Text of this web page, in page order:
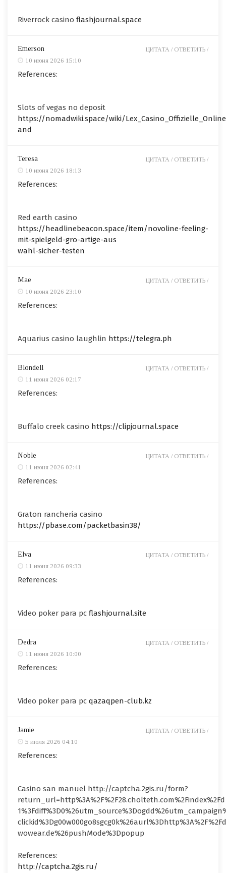
Riverrock casino flashjournal.space
Emerson
10 июня 2026 15:10
References:
Slots of vegas no deposit
https://nomadwiki.space/wiki/
and
ЦИТАТА / ОТВЕТИТЬ /
Teresa
10 июня 2026 18:13
References:
Red earth casino
https://headlinebeacon.space/item/novoline-feeling-
mit-spielgeld-gro-artige-aus
wahl-sicher-testen
ЦИТАТА / ОТВЕТИТЬ /
Mae
10 июня 2026 23:10
References:
Aquarius casino laughlin https://telegra.ph
ЦИТАТА / ОТВЕТИТЬ /
Blondell
11 июня 2026 02:17
References:
Buffalo creek casino https://clipjournal.space
ЦИТАТА / ОТВЕТИТЬ /
Noble
11 июня 2026 02:41
References:
Graton rancheria casino
https://pbase.com/packetbasin38/
ЦИТАТА / ОТВЕТИТЬ /
Elva
11 июня 2026 09:33
References:
Video poker para pc flashjournal.site
ЦИТАТА / ОТВЕТИТЬ /
Dedra
11 июня 2026 10:00
References:
Video poker para pc qazaqpen-club.kz
ЦИТАТА / ОТВЕТИТЬ /
Jamie
5 июля 2026 04:10
References:
Casino san manuel http://captcha.2gis.ru/form?
return_url=http%3A%2F%2F28.cholteth.com%2Findex%2Fd
wowear.de%26pushMode%3Dpopup
References:
http://captcha.2gis.ru/
ЦИТАТА / ОТВЕТИТЬ /